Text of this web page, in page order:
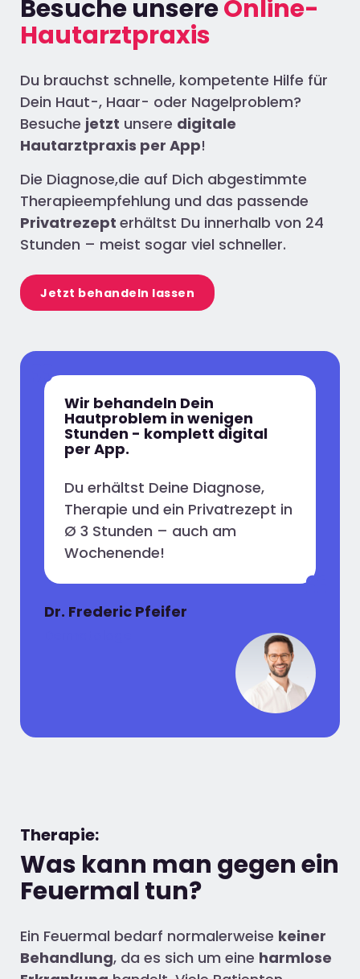
Wir behandeln Dein
Hautproblem in wenigen
Stunden - komplett digital
per App.
Du erhältst Deine Diagnose,
Therapie und ein Privatrezept in
Ø 3 Stunden – auch am
Wochenende!
Dr. Frederic Pfeifer
Besuche unsereOnline-
Hautarztpraxis
Du brauchst schnelle, kompetente Hilfe für
Dein Haut-, Haar- oder Nagelproblem?
Besuche jetzt unsere digitale
Hautarztpraxis per App!
Die Diagnose,die auf Dich abgestimmte
Therapieempfehlung und das passende
Privatrezept erhältst Du innerhalb von 24
Stunden – meist sogar viel schneller.
Jetzt behandeln lassen
Therapie:
Was kann man gegen ein
Feuermal tun?
Ein Feuermal bedarf normalerweise keiner
Behandlung, da es sich um eine harmlose